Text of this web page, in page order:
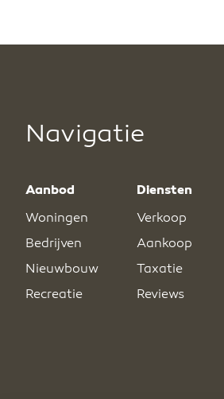
Navigatie
Aanbod
Woningen
Bedrijven
Nieuwbouw
Recreatie
Diensten
Verkoop
Aankoop
Taxatie
Reviews